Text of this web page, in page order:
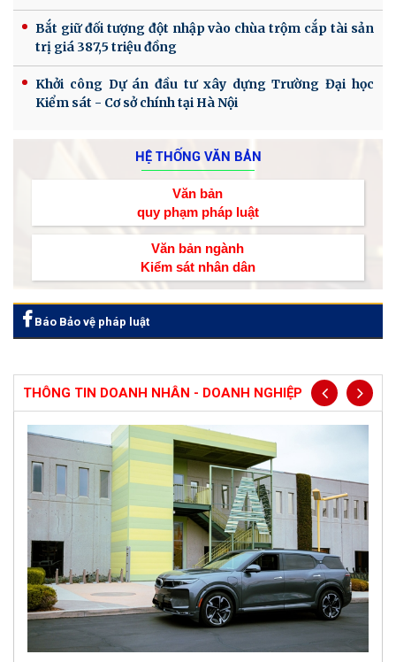
Bắt giữ đối tượng đột nhập vào chùa trộm cắp tài sản
trị giá 387,5 triệu đồng
Khởi công Dự án đầu tư xây dựng Trường Đại học
Kiểm sát - Cơ sở chính tại Hà Nội
HỆ THỐNG VĂN BẢN
Văn bản
quy phạm pháp luật
Văn bản ngành
Kiểm sát nhân dân
Báo Bảo vệ pháp luật
THÔNG TIN DOANH NHÂN - DOANH NGHIỆP